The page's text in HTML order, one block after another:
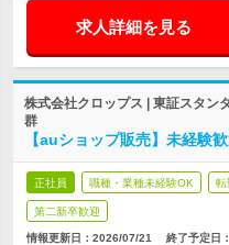
求人詳細を見る
株式会社クロップス | 東証スタン
群
【auショップ販売】未経験
正社員 職種・業種未経験OK 転
第二新卒歓迎
情報更新日：2026/07/21 終了予定日：